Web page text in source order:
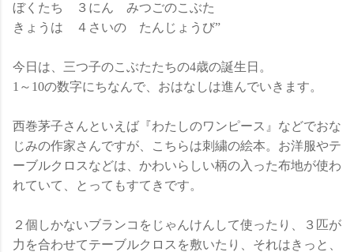
ぼくたち ３にん みつごのこぶた
きょうは ４さいの たんじょうび”
今日は、三つ子のこぶたたちの4歳の誕生日。
1～10の数字にちなんで、おはなしは進んでいきます。
西巻茅子さんといえば『わたしのワンピース』などでおな
じみの作家さんですが、こちらは刺繍の絵本。お洋服やテ
ーブルクロスなどは、かわいらしい柄の入った布地が使わ
れていて、とってもすてきです。
２個しかないブランコをじゃんけんして使ったり、３匹が
力を合わせてテーブルクロスを敷いたり、それはきっと、